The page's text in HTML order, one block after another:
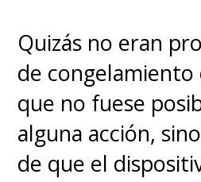
Quizás no eran
de
que no fuese
alguna acción,
de que el